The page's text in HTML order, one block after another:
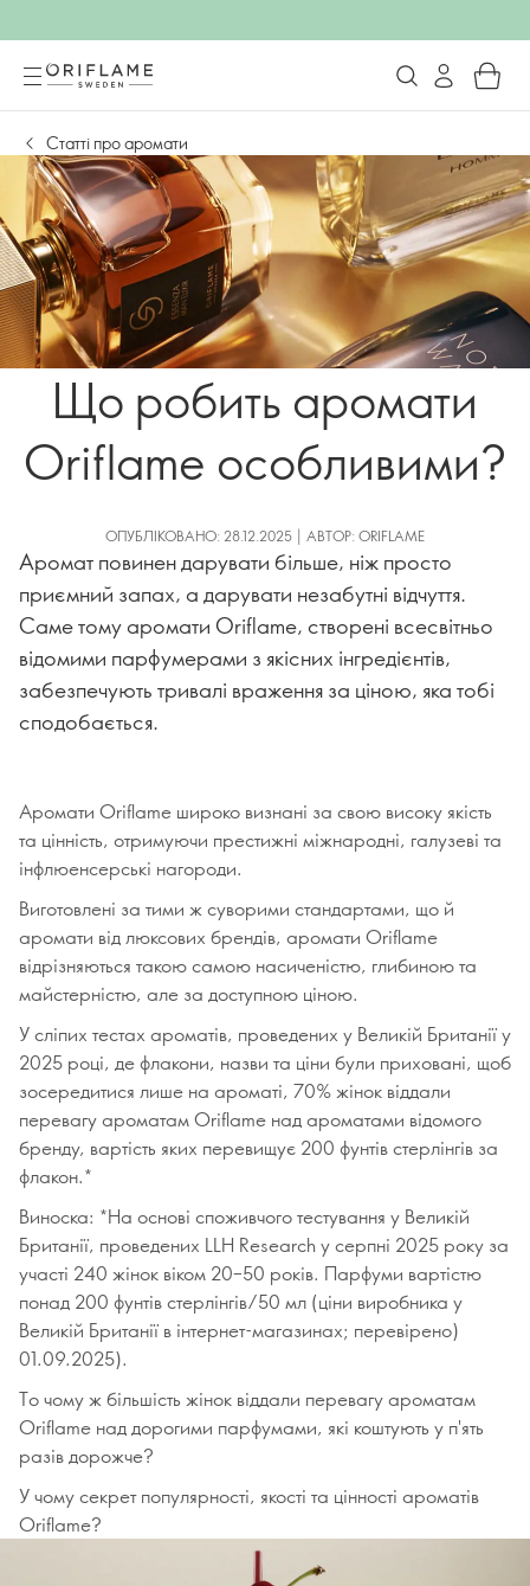
Статті про аромати
Що робить аромати
Oriflame особливими?
ОПУБЛІКОВАНО: 28.12.2025 | АВТОР: ORIFLAME
Аромат повинен дарувати більше, ніж просто
приємний запах, а дарувати незабутні відчуття.
Саме тому аромати Oriflame, створені всесвітньо
відомими парфумерами з якісних інгредієнтів,
забезпечують тривалі враження за ціною, яка тобі
сподобається.
Аромати Oriflame широко визнані за свою високу якість
та цінність, отримуючи престижні міжнародні, галузеві та
інфлюенсерські нагороди.
Виготовлені за тими ж суворими стандартами, що й
аромати від люксових брендів, аромати Oriflame
відрізняються такою самою насиченістю, глибиною та
майстерністю, але за доступною ціною.
У сліпих тестах ароматів, проведених у Великій Британії у
2025 році, де флакони, назви та ціни були приховані, щоб
зосередитися лише на ароматі, 70% жінок віддали
перевагу ароматам Oriflame над ароматами відомого
бренду, вартість яких перевищує 200 фунтів стерлінгів за
флакон.*
Виноска: *На основі споживчого тестування у Великій
Британії, проведених LLH Research у серпні 2025 року за
участі 240 жінок віком 20–50 років. Парфуми вартістю
понад 200 фунтів стерлінгів/50 мл (ціни виробника у
Великій Британії в інтернет-магазинах; перевірено)
01.09.2025).
То чому ж більшість жінок віддали перевагу ароматам
Oriflame над дорогими парфумами, які коштують у п'ять
разів дорожче?
У чому секрет популярності, якості та цінності ароматів
Oriflame?